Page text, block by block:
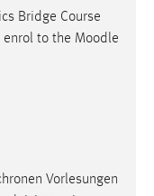
Bridge Course
enrol to the Moodle
Vorlesungen